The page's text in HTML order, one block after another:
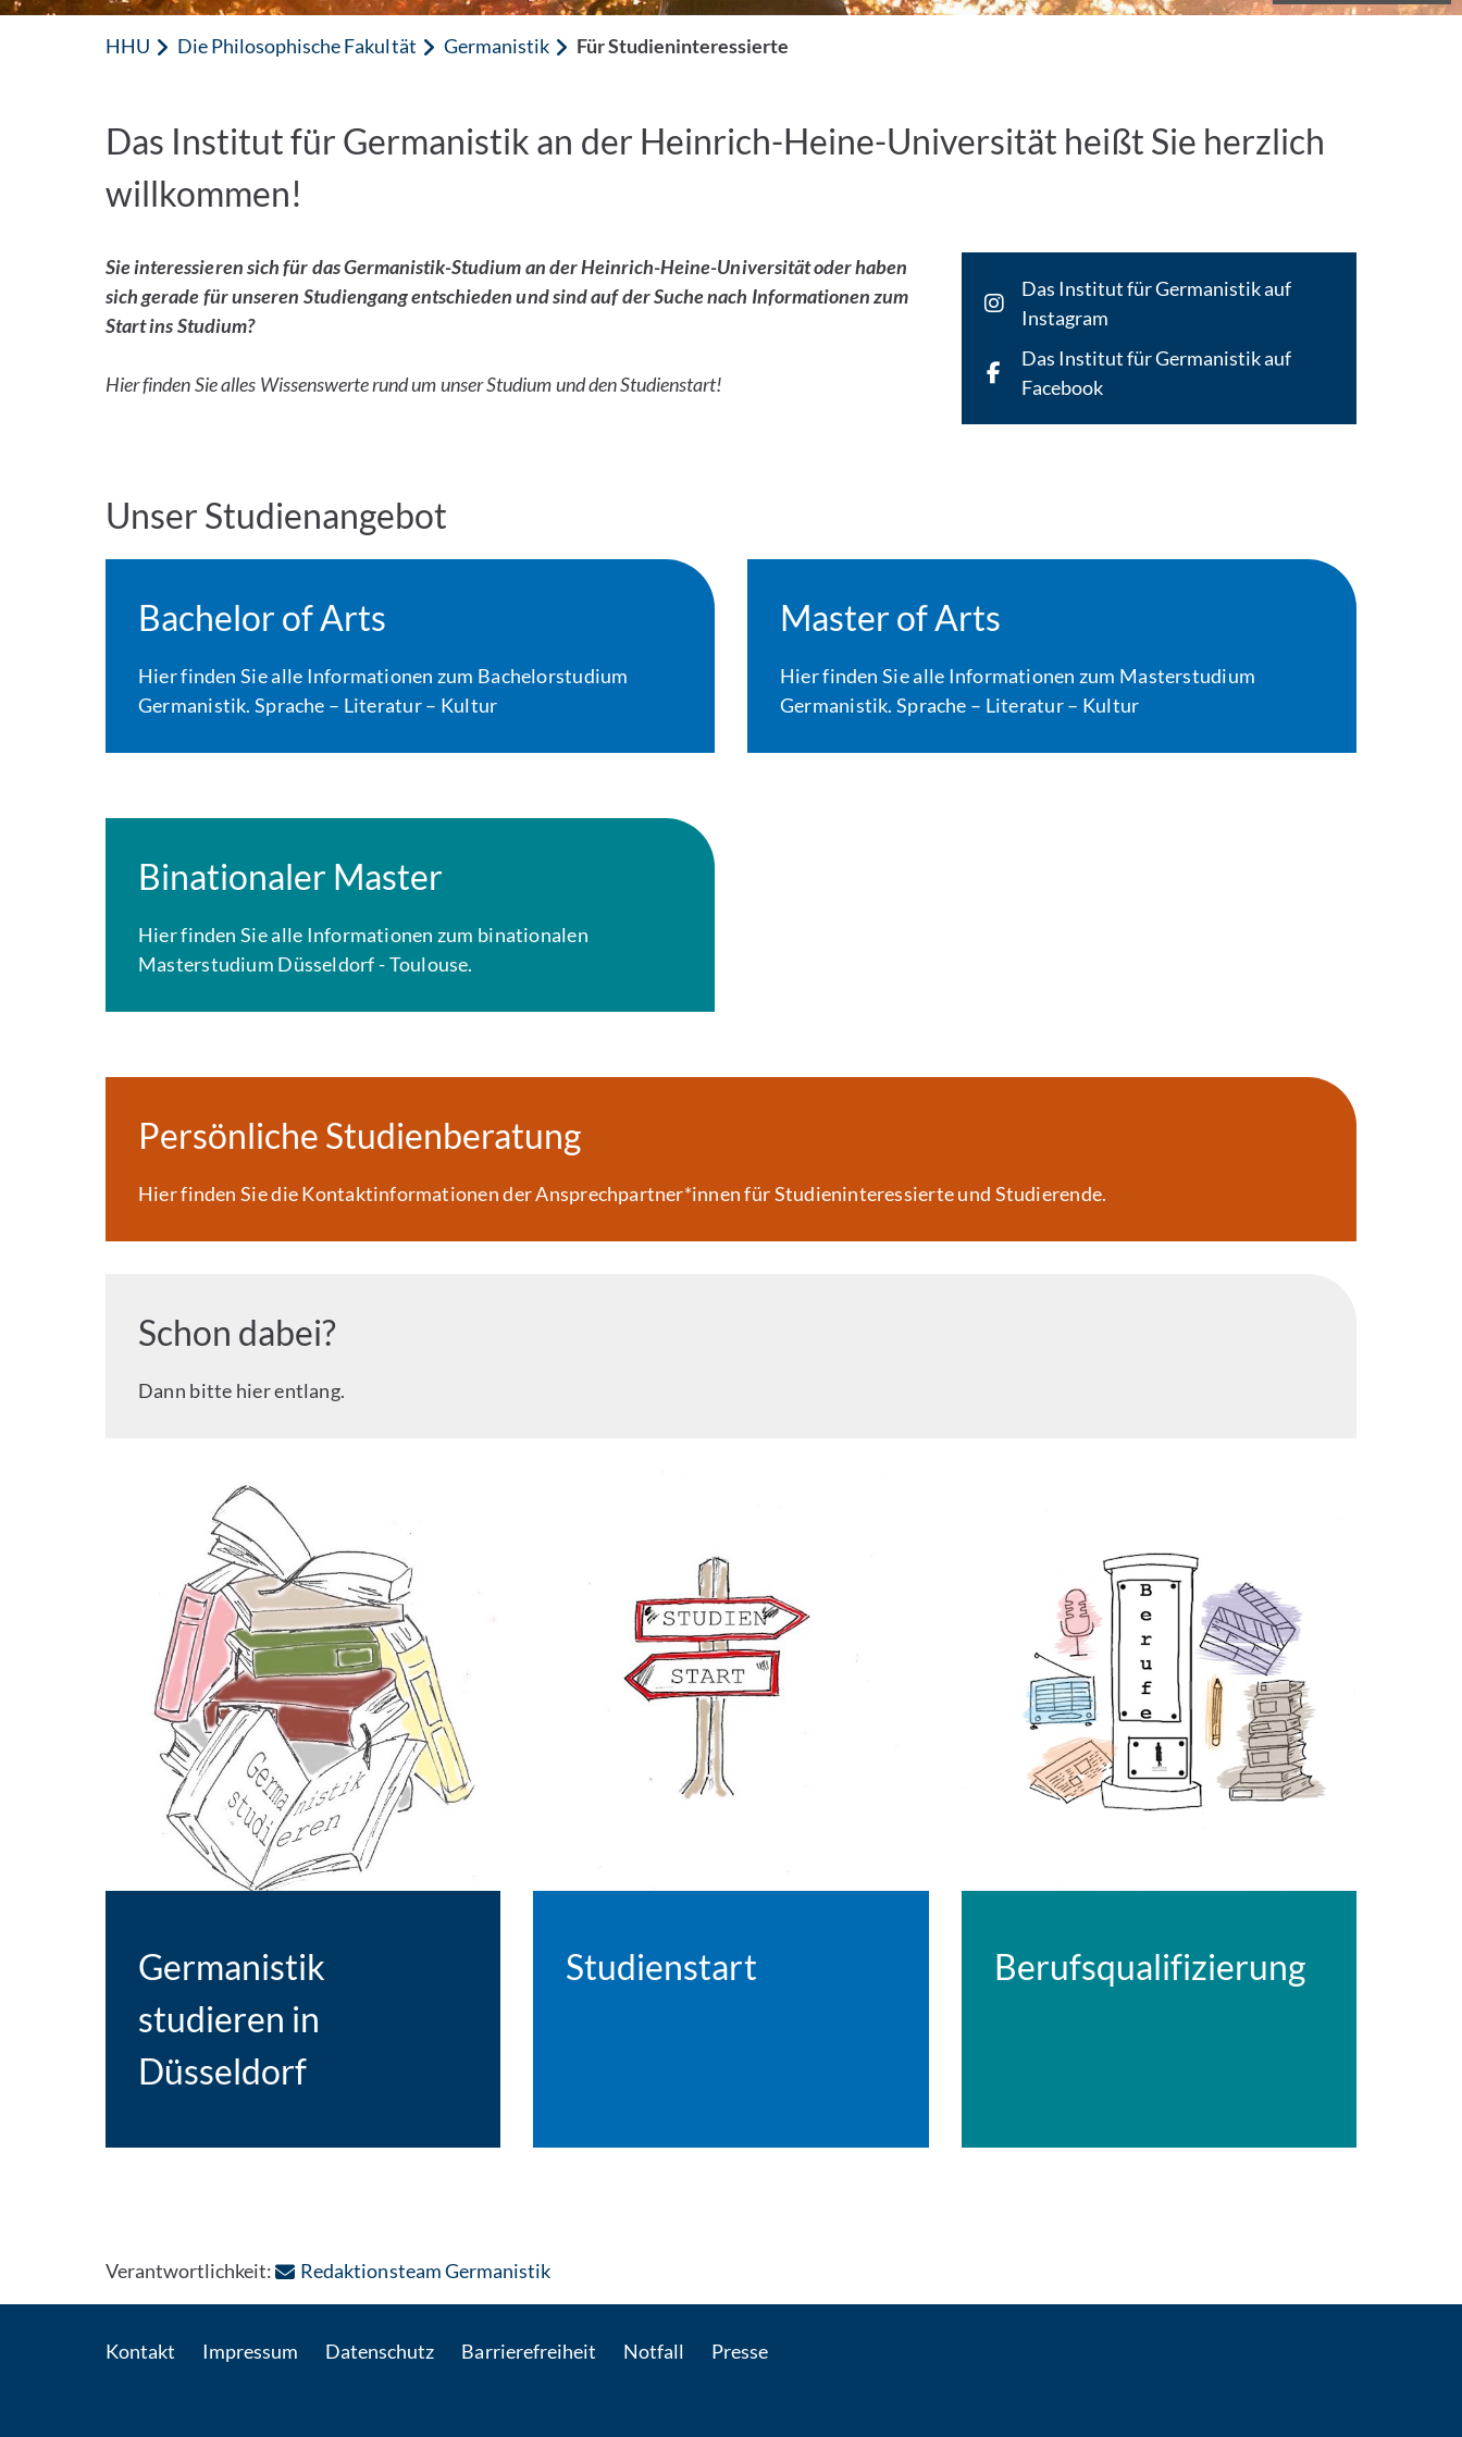
HHU Die Philosophische Fakultät Germanistik Für Studieninteressierte
Das Institut für Germanistik an der Heinrich-Heine-Universität heißt Sie herzlich
willkommen!
Sie interessieren sich für das Germanistik-Studium an der Heinrich-Heine-Universität oder haben
sich gerade für unseren Studiengang entschieden und sind auf der Suche nach Informationen zum
Start ins Studium?
Hier finden Siealles Wissenswerte rund um unser Studium und den Studienstart!
Das Institut für Germanistik auf
Instagram
Das Institut für Germanistik auf
Facebook
Unser Studienangebot
Bachelor of Arts
Hier finden Sie alle Informationen zum Bachelorstudium
Germanistik. Sprache – Literatur – Kultur
Master of Arts
Hier finden Sie alle Informationen zum Masterstudium
Germanistik. Sprache – Literatur – Kultur
Binationaler Master
Hier finden Sie alle Informationen zum binationalen
Masterstudium Düsseldorf - Toulouse.
Persönliche Studienberatung
Hier finden Sie die Kontaktinformationen der Ansprechpartner*innen für Studieninteressierte und Studierende.
Schon dabei?
Dann bitte hier entlang.
Germanistik
studieren in
Düsseldorf
Studienstart Berufsqualifizierung
Verantwortlichkeit: Redaktionsteam Germanistik: Per E-Mail kontaktieren
Kontakt Impressum Datenschutz Barrierefreiheit Notfall Presse